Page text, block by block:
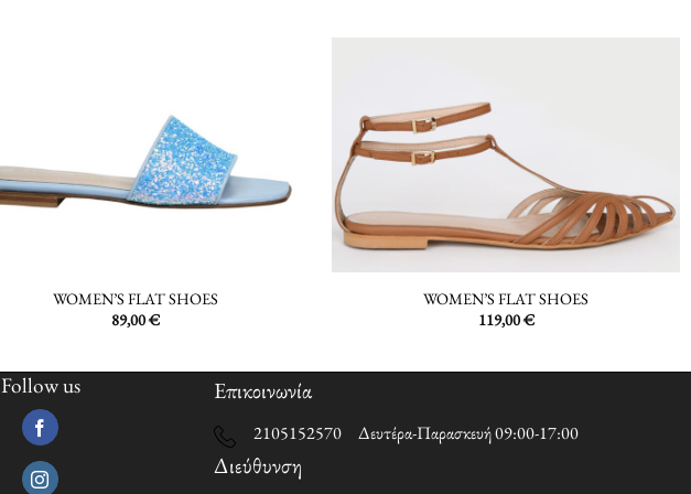
WOMEN’S FLAT SHOES
89,00€
WOMEN’S FLAT SHOES
119,00€
Follow us Επικοινωνία
2105152570 Δευτέρα-Παρασκευή 09:00-17:00
Διεύθυνση